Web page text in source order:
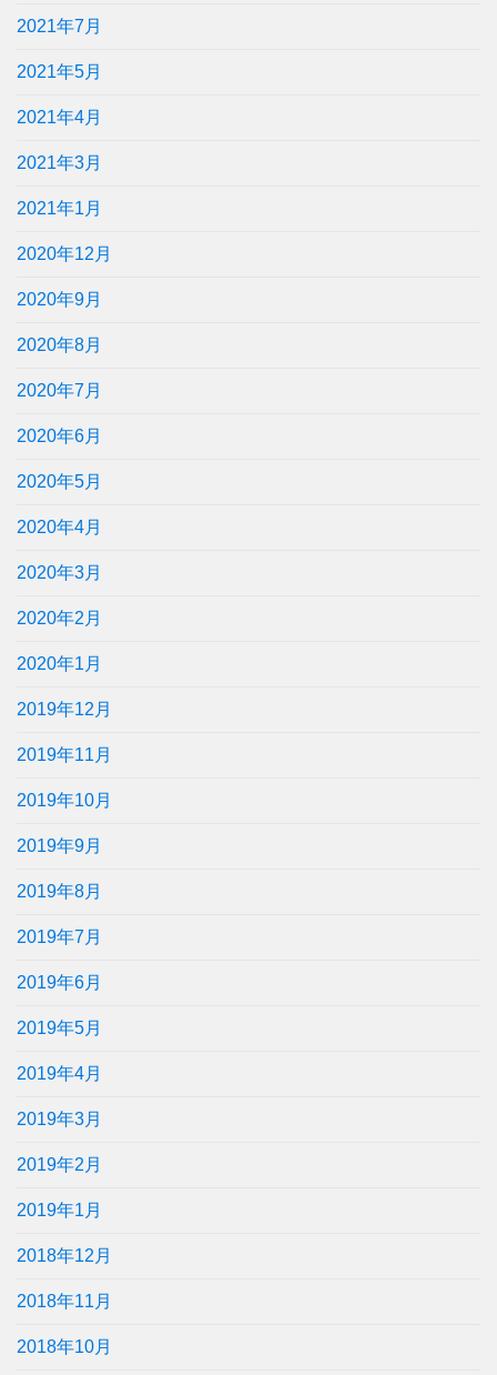
2021年7月
2021年5月
2021年4月
2021年3月
2021年1月
2020年12月
2020年9月
2020年8月
2020年7月
2020年6月
2020年5月
2020年4月
2020年3月
2020年2月
2020年1月
2019年12月
2019年11月
2019年10月
2019年9月
2019年8月
2019年7月
2019年6月
2019年5月
2019年4月
2019年3月
2019年2月
2019年1月
2018年12月
2018年11月
2018年10月